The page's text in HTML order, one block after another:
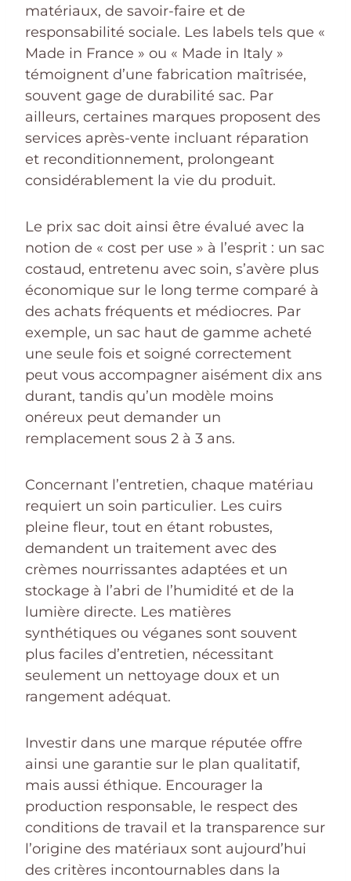
matériaux, de savoir-faire et de
responsabilité sociale. Les labels tels que «
Made in France » ou « Made in Italy »
témoignent d’une fabrication maîtrisée,
souvent gage de durabilité sac. Par
ailleurs, certaines marques proposent des
services après-vente incluant réparation
et reconditionnement, prolongeant
considérablement la vie du produit.
Le prix sac doit ainsi être évalué avec la
notion de « cost per use » à l’esprit : un sac
costaud, entretenu avec soin, s’avère plus
économique sur le long terme comparé à
des achats fréquents et médiocres. Par
exemple, un sac haut de gamme acheté
une seule fois et soigné correctement
peut vous accompagner aisément dix ans
durant, tandis qu’un modèle moins
onéreux peut demander un
remplacement sous 2 à 3 ans.
Concernant l’entretien, chaque matériau
requiert un soin particulier. Les cuirs
pleine fleur, tout en étant robustes,
demandent un traitement avec des
crèmes nourrissantes adaptées et un
stockage à l’abri de l’humidité et de la
lumière directe. Les matières
synthétiques ou véganes sont souvent
plus faciles d’entretien, nécessitant
seulement un nettoyage doux et un
rangement adéquat.
Investir dans une marque réputée offre
ainsi une garantie sur le plan qualitatif,
mais aussi éthique. Encourager la
production responsable, le respect des
conditions de travail et la transparence sur
l’origine des matériaux sont aujourd’hui
des critères incontournables dans la